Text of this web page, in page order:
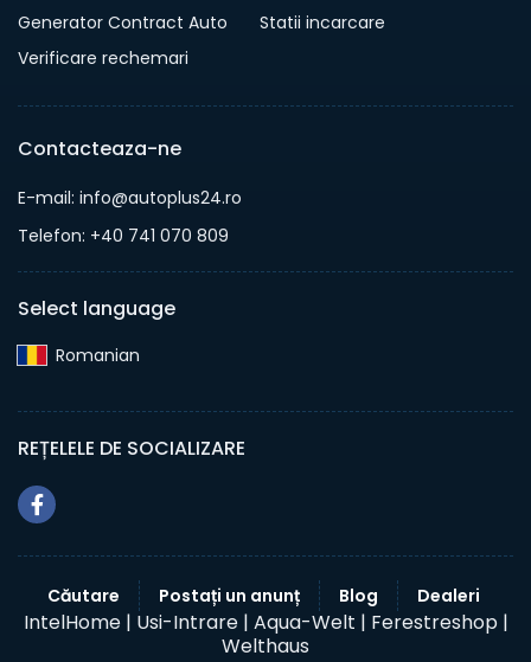
Generator Contract Auto
Statii incarcare
Verificare rechemari
Contacteaza-ne
E-mail: info@autoplus24.ro
Telefon: +40 741 070 809
Select language
Romanian‎
REȚELELE DE SOCIALIZARE
Căutare Postați un anunț Blog Dealeri
IntelHome | Usi-Intrare | Aqua-Welt | Ferestreshop |
Welthaus